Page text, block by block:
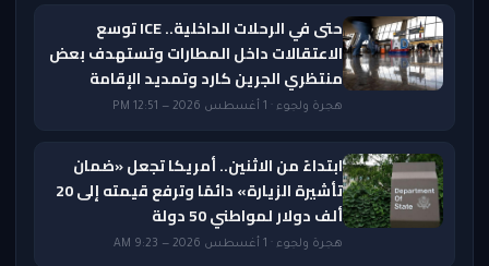
حتى في الرحلات الداخلية.. ICE توسع
الاعتقالات داخل المطارات وتستهدف بعض
منتظري الجرين كارد وتمديد الإقامة
هجرة ولجوء · 1 أغسطس 2026 — 12:51 PM
ابتداءً من الاثنين.. أمريكا تجعل «ضمان
تأشيرة الزيارة» دائمًا وترفع قيمته إلى 20
ألف دولار لمواطني 50 دولة
هجرة ولجوء · 1 أغسطس 2026 — 9:23 AM